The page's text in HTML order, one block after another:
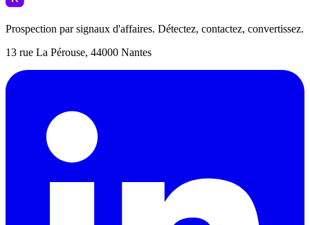
Prospection par signaux d'affaires. Détectez, contactez, convertissez.
13 rue La Pérouse, 44000 Nantes